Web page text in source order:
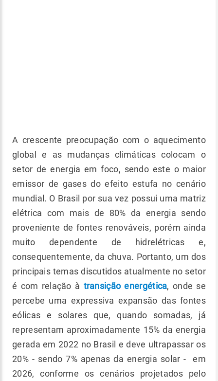
A crescente preocupação com o aquecimento
global e as mudanças climáticas colocam o
setor de energia em foco, sendo este o maior
emissor de gases do efeito estufa no cenário
mundial. O Brasil por sua vez possui uma matriz
elétrica com mais de 80% da energia sendo
proveniente de fontes renováveis, porém ainda
muito dependente de hidrelétricas e,
consequentemente, da chuva. Portanto, um dos
principais temas discutidos atualmente no setor
é com relação à transição energética, onde se
percebe uma expressiva expansão das fontes
eólicas e solares que, quando somadas, já
representam aproximadamente 15% da energia
gerada em 2022 no Brasil e deve ultrapassar os
20% - sendo 7% apenas da energia solar - em
2026, conforme os cenários projetados pelo